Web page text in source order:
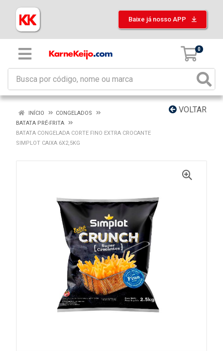
Baixe já nosso APP
0
VOLTAR
INÍCIO
CONGELADOS
BATATA PRÉ-FRITA
BATATA CONGELADA CORTE FINO EXTRA CROCANTE
SIMPLOT CAIXA 6X2,5KG